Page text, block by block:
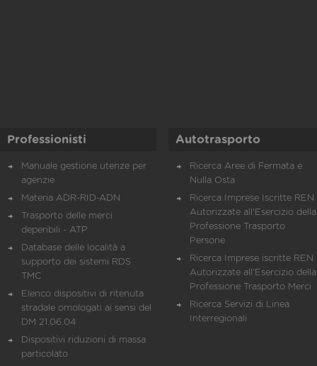
Professionisti
Manuale gestione utenze per
agenzie
Materia ADR-RID-ADN
Trasporto delle merci
deperibili - ATP
Database delle località a
supporto dei sistemi RDS
TMC
Elenco dispositivi di ritenuta
stradale omologati ai sensi del
DM 21.06.04
Dispositivi riduzioni di massa
particolato
Autotrasporto
Ricerca Aree di Fermata e
Nulla Osta
Ricerca Imprese Iscritte REN
Autorizzate all'Esercizio della
Professione Trasporto
Persone
Ricerca Imprese iscritte REN
Autorizzate all'Esercizio della
Professione Trasporto Merci
Ricerca Servizi di Linea
Interregionali